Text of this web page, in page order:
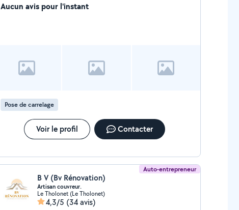
Aucun avis pour l'instant
Pose de carrelage
Voir le profil Contacter
Auto-entrepreneur
B V (Bv Rénovation)
Artisan couvreur.
Le Tholonet (Le Tholonet)
4,3/5 (34 avis)